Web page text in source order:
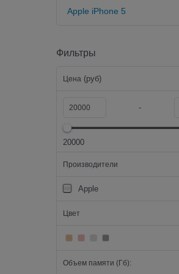
Apple iPhone 5
Фильтры
Цена (руб)
-
20000
Производители
Apple
Цвет
Объем памяти (Гб):